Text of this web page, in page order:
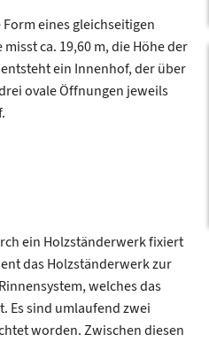
eines gleichseitigen
ca. 19,60 m, die Höhe der
ein Innenhof, der über
ovale Öffnungen jeweils
ein Holzständerwerk fixiert
das Holzständerwerk zur
welches das
Es sind umlaufend zwei
worden. Zwischen diesen